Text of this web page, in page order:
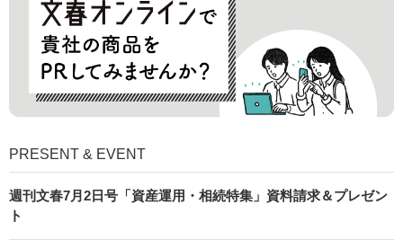
PRESENT & EVENT
週刊文春7月2日号「資産運用・相続特集」資料請求＆プレゼン
ト